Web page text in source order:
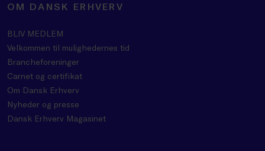
OM DANSK ERHVERV
BLIV MEDLEM
Velkommen til mulighedernes tid
Brancheforeninger
Carnet og certifikat
Om Dansk Erhverv
Nyheder og presse
Dansk Erhverv Magasinet